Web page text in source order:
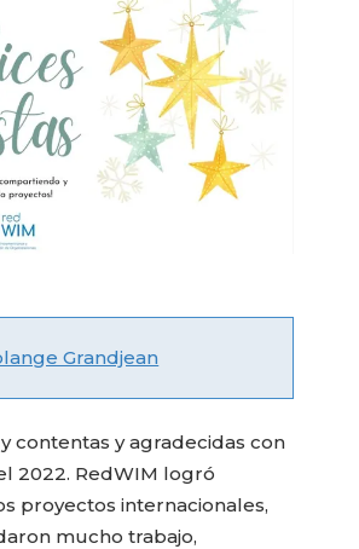
Grandjean
contentas y agradecidas con
2022. RedWIM logró
proyectos internacionales,
mucho trabajo,